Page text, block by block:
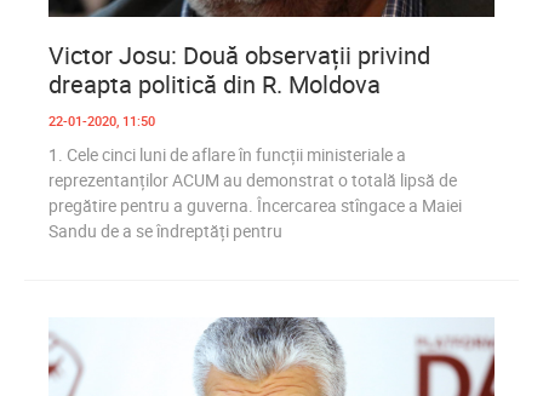
Victor Josu: Două observații privind
dreapta politică din R. Moldova
22-01-2020, 11:50
1. Cele cinci luni de aflare în funcții ministeriale a
reprezentanților ACUM au demonstrat o totală lipsă de
pregătire pentru a guverna. Încercarea stîngace a Maiei
Sandu de a se îndreptăți pentru